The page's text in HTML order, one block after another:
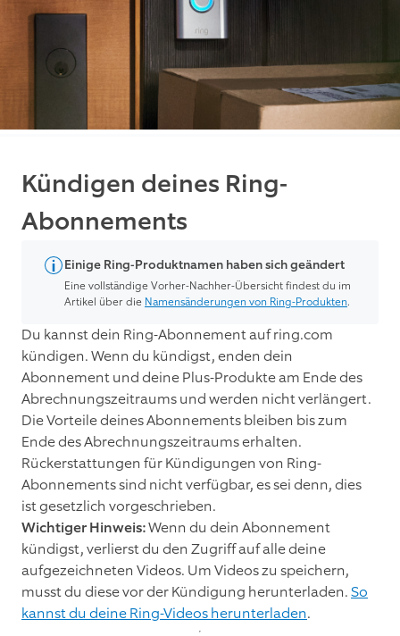
Kündigen deines Ring-
Abonnements
Einige Ring-Produktnamen haben sich geändert
Eine vollständige Vorher-Nachher-Übersicht findest du im
Artikel über die Namensänderungen von Ring-Produkten.
Du kannst dein Ring-Abonnement auf ring.com
kündigen. Wenn du kündigst, enden dein
Abonnement und deine Plus-Produkte am Ende des
Abrechnungszeitraums und werden nicht verlängert.
Die Vorteile deines Abonnements bleiben bis zum
Ende des Abrechnungszeitraums erhalten.
Rückerstattungen für Kündigungen von Ring-
Abonnements sind nicht verfügbar, es sei denn, dies
ist gesetzlich vorgeschrieben.
Wichtiger Hinweis:Wenn du dein Abonnement
kündigst, verlierst du den Zugriff auf alle deine
aufgezeichneten Videos. Um Videos zu speichern,
musst du diese vor der Kündigung herunterladen.So
kannst du deine Ring-Videos herunterladen.